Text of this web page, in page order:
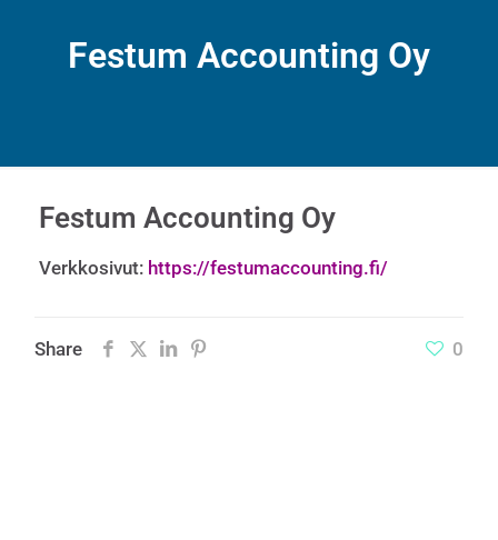
Festum Accounting Oy
Festum Accounting Oy
Verkkosivut: https://festumaccounting.fi/
Share 0